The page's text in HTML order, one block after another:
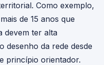
Como exemplo,
de 15 anos que
devem ter alta
desenho da rede desde
princípio orientador.